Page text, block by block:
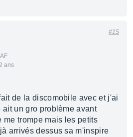
ans
#15
de la discomobile avec et j'ai
un gro problème avant
me trompe mais les petits
arrivés dessus sa m'inspire